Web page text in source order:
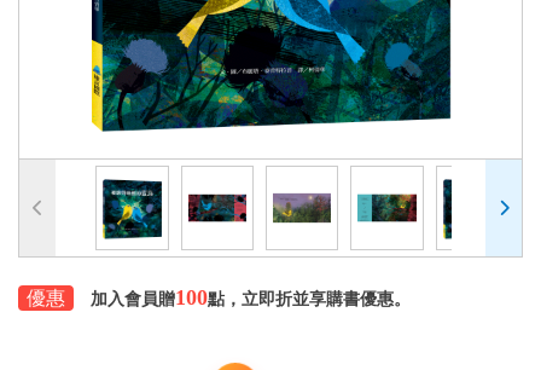
優惠 加入會員贈100點，立即折並享購書優惠。